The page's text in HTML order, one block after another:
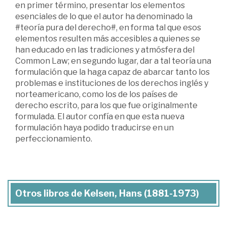
en primer término, presentar los elementos
esenciales de lo que el autor ha denominado la
#teoría pura del derecho#, en forma tal que esos
elementos resulten más accesibles a quienes se
han educado en las tradiciones y atmósfera del
Common Law; en segundo lugar, dar a tal teoría una
formulación que la haga capaz de abarcar tanto los
problemas e instituciones de los derechos inglés y
norteamericano, como los de los países de
derecho escrito, para los que fue originalmente
formulada. El autor confía en que esta nueva
formulación haya podido traducirse en un
perfeccionamiento.
Otros libros de Kelsen, Hans (1881-1973)